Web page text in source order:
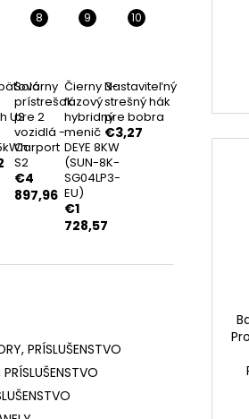
US
Solárny
prístrešok
pre 2
vozidlá -
Carport
S2
€4
897,96
Čierny 3-
fázový
hybridný
menič
DEYE 8KW
(SUN-8K-
SG04LP3-
EU)
€1
728,57
Nastaviteľný
strešný hák
pre bobra
€3,27
PRÍSLUŠENSTVO